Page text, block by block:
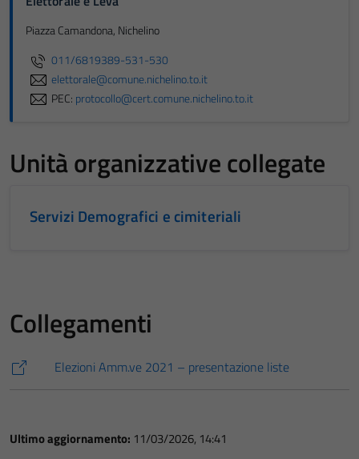
Piazza Camandona, Nichelino
011/6819389-531-530
elettorale@comune.nichelino.to.it
PEC: protocollo@cert.comune.nichelino.to.it
Unità organizzative collegate
Servizi Demografici e cimiteriali
Collegamenti
Elezioni Amm.ve 2021 – presentazione liste
Ultimo aggiornamento: 11/03/2026, 14:41